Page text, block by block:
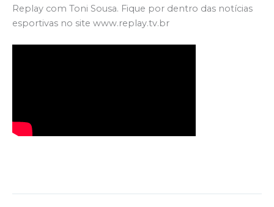
Replay com Toni Sousa. Fique por dentro das notícias
esportivas no site www.replay.tv.br